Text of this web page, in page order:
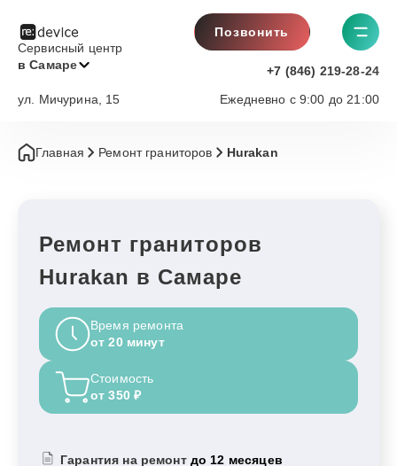
Сервисный центр
в Самаре
Позвонить
+7 (846) 219-28-24
Ежедневно с 9:00 до 21:00
ул. Мичурина, 15
Главная Ремонт граниторов Hurakan
Ремонт граниторов
Hurakan в Самаре
Время ремонта
от 20 минут
Стоимость
от 350 ₽
Гарантия на ремонт до 12 месяцев